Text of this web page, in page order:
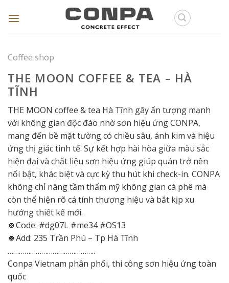
Coffee shop
THE MOON COFFEE & TEA – HÀ
TĨNH
THE MOON coffee & tea Hà Tĩnh gây ấn tượng mạnh
với không gian độc đáo nhờ sơn hiệu ứng CONPA,
mang đến bề mặt tường có chiều sâu, ánh kim và hiệu
ứng thị giác tinh tế. Sự kết hợp hài hòa giữa màu sắc
hiện đại và chất liệu sơn hiệu ứng giúp quán trở nên
nổi bật, khác biệt và cực kỳ thu hút khi check-in. CONPA
không chỉ nâng tầm thẩm mỹ không gian cà phê mà
còn thể hiện rõ cá tính thương hiệu và bắt kịp xu
hướng thiết kế mới.
🍀Code: #dg07L #me34 #OS13
🍀Add: 235 Trần Phú – Tp Hà Tĩnh
………………………………………..
Conpa Vietnam phân phối, thi công sơn hiệu ứng toàn
quốc